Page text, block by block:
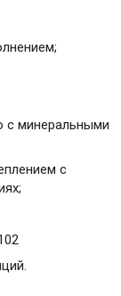
с минеральными
с